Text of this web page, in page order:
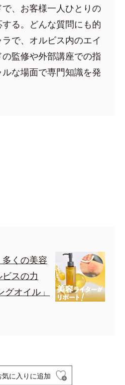
、お客様一人ひとりの
る。どんな質問にも的
で、オルビス内のエイ
監修や外部講座での指
な場面で専門知識を発
多くの美容
スの力
オイル」
に入りに追加